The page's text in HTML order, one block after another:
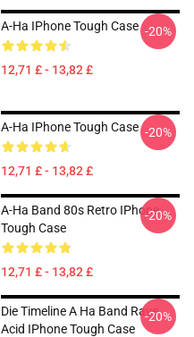
A-Ha IPhone Tough Case
12,71 £ - 13,82 £
-20%
A-Ha IPhone Tough Case
12,71 £ - 13,82 £
-20%
A-Ha Band 80s Retro IPhone
Tough Case
12,71 £ - 13,82 £
-20%
Die Timeline A Ha Band Rave
Acid IPhone Tough Case
-20%